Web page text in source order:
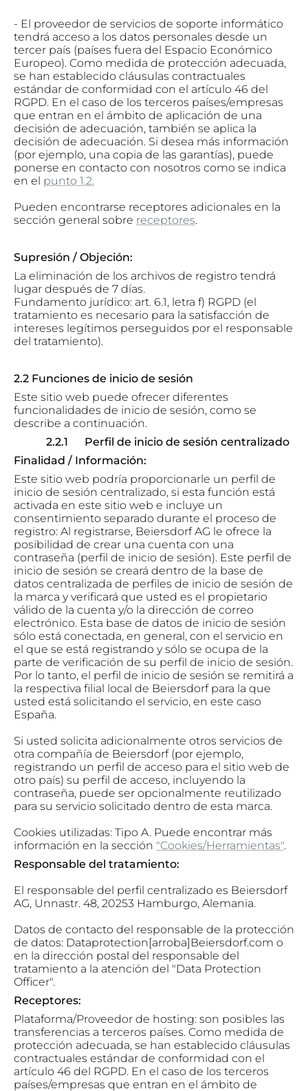
- El proveedor de servicios de soporte informático
tendrá acceso a los datos personales desde un
tercer país (países fuera del Espacio Económico
Europeo). Como medida de protección adecuada,
se han establecido cláusulas contractuales
estándar de conformidad con el artículo 46 del
RGPD. En el caso de los terceros países/empresas
que entran en el ámbito de aplicación de una
decisión de adecuación, también se aplica la
decisión de adecuación. Si desea más información
(por ejemplo, una copia de las garantías), puede
ponerse en contacto con nosotros como se indica
en el punto 1.2.
Pueden encontrarse receptores adicionales en la
sección general sobre receptores.
Supresión / Objeción:
La eliminación de los archivos de registro tendrá
lugar después de 7 días.
Fundamento jurídico: art. 6.1, letra f) RGPD (el
tratamiento es necesario para la satisfacción de
intereses legítimos perseguidos por el responsable
del tratamiento).
2.2 Funciones de inicio de sesión
Este sitio web puede ofrecer diferentes
funcionalidades de inicio de sesión, como se
describe a continuación.
2.2.1 Perfil de inicio de sesión centralizado
Finalidad / Información:
Este sitio web podría proporcionarle un perfil de
inicio de sesión centralizado, si esta función está
activada en este sitio web e incluye un
consentimiento separado durante el proceso de
registro: Al registrarse, Beiersdorf AG le ofrece la
posibilidad de crear una cuenta con una
contraseña (perfil de inicio de sesión). Este perfil de
inicio de sesión se creará dentro de la base de
datos centralizada de perfiles de inicio de sesión de
la marca y verificará que usted es el propietario
válido de la cuenta y/o la dirección de correo
electrónico. Esta base de datos de inicio de sesión
sólo está conectada, en general, con el servicio en
el que se está registrando y sólo se ocupa de la
parte de verificación de su perfil de inicio de sesión.
Por lo tanto, el perfil de inicio de sesión se remitirá a
la respectiva filial local de Beiersdorf para la que
usted está solicitando el servicio, en este caso
España.
Si usted solicita adicionalmente otros servicios de
otra compañía de Beiersdorf (por ejemplo,
registrando un perfil de acceso para el sitio web de
otro país) su perfil de acceso, incluyendo la
contraseña, puede ser opcionalmente reutilizado
para su servicio solicitado dentro de esta marca.
Cookies utilizadas: Tipo A. Puede encontrar más
información en la sección "Cookies/Herramientas".
Responsable del tratamiento:
El responsable del perfil centralizado es Beiersdorf
AG, Unnastr. 48, 20253 Hamburgo, Alemania.
Datos de contacto del responsable de la protección
de datos: Dataprotection[arroba]Beiersdorf.com o
en la dirección postal del responsable del
tratamiento a la atención del "Data Protection
Officer".
Receptores:
Plataforma/Proveedor de hosting: son posibles las
transferencias a terceros países. Como medida de
protección adecuada, se han establecido cláusulas
contractuales estándar de conformidad con el
artículo 46 del RGPD. En el caso de los terceros
países/empresas que entran en el ámbito de